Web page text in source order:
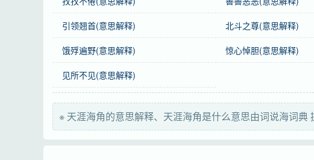
辨析 见“天南地北”。
谜语 海南本土最南端
近义词 天南地北、天各一方
反义词 近在咫尺、一衣带水
英语 remote regions
引领翘首(意思解释) 北斗之尊(意思解释)
饿殍遍野(意思解释) 惊心悼胆(意思解释)
见所不见(意思解释)
※ 天涯海角的意思解释、天涯海角是什么意思由词说海词典